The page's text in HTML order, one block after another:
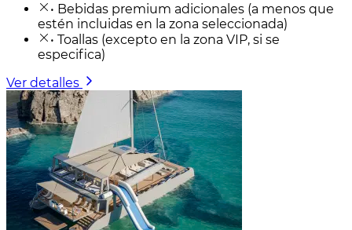
• Bebidas premium adicionales (a menos que
estén incluidas en la zona seleccionada)
• Toallas (excepto en la zona VIP, si se
especifica)
Ver detalles